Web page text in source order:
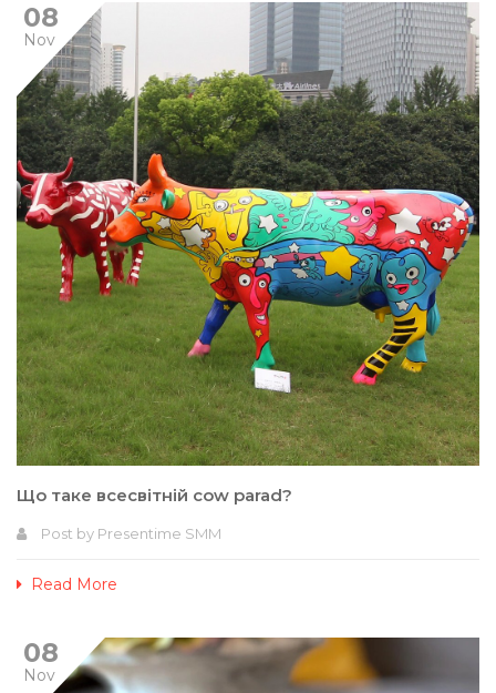
08
Nov
Що таке всесвітній cow parad?
Post by Presentime SMM
Read More
08
Nov